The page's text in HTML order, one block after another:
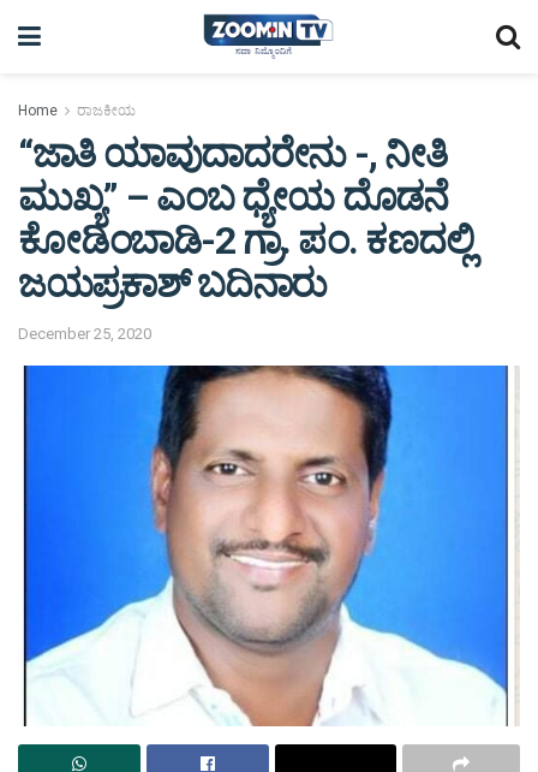
Home ರಾಜಕೀಯ
“ಜಾತಿ ಯಾವುದಾದರೇನು -, ನೀತಿ
ಮುಖ್ಯ” – ಎಂಬ ಧ್ಯೇಯ ದೊಡನೆ
ಕೋಡಿಂಬಾಡಿ-2 ಗ್ರಾ. ಪಂ. ಕಣದಲ್ಲಿ
ಜಯಪ್ರಕಾಶ್ ಬದಿನಾರು
December 25, 2020